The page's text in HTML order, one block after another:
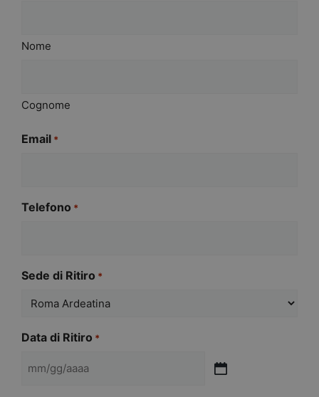
Nome
Cognome
Email *
Telefono *
Sede di Ritiro *
Data di Ritiro *
MM